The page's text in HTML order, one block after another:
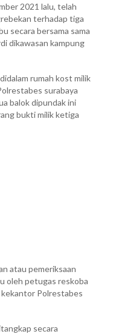
2021 lalu, telah
terhadap tiga
secara bersama sama
dikawasan kampung
rumah kost milik
surabaya
balok dipundak ini
bukti milik ketiga
atau pemeriksaan
oleh petugas reskoba
Polrestabes
secara